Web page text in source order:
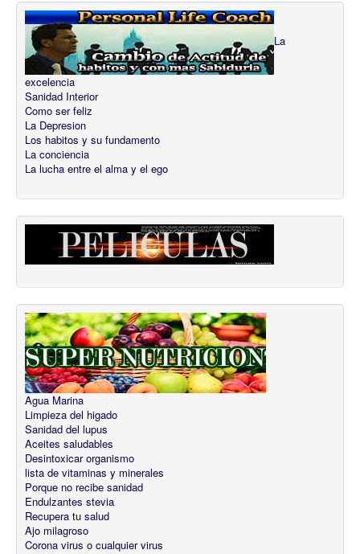
La
excelencia
Sanidad Interior
Como ser feliz
La Depresion
Los habitos y su fundamento
La conciencia
La lucha entre el alma y el ego
Agua Marina
Limpieza del higado
Sanidad del lupus
Aceites saludables
Desintoxicar organismo
lista de vitaminas y minerales
Porque no recibe sanidad
Endulzantes stevia
Recupera tu salud
Ajo milagroso
Corona virus o cualquier virus